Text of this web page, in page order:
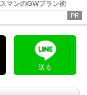
マンのGWプラン術
PR
送る